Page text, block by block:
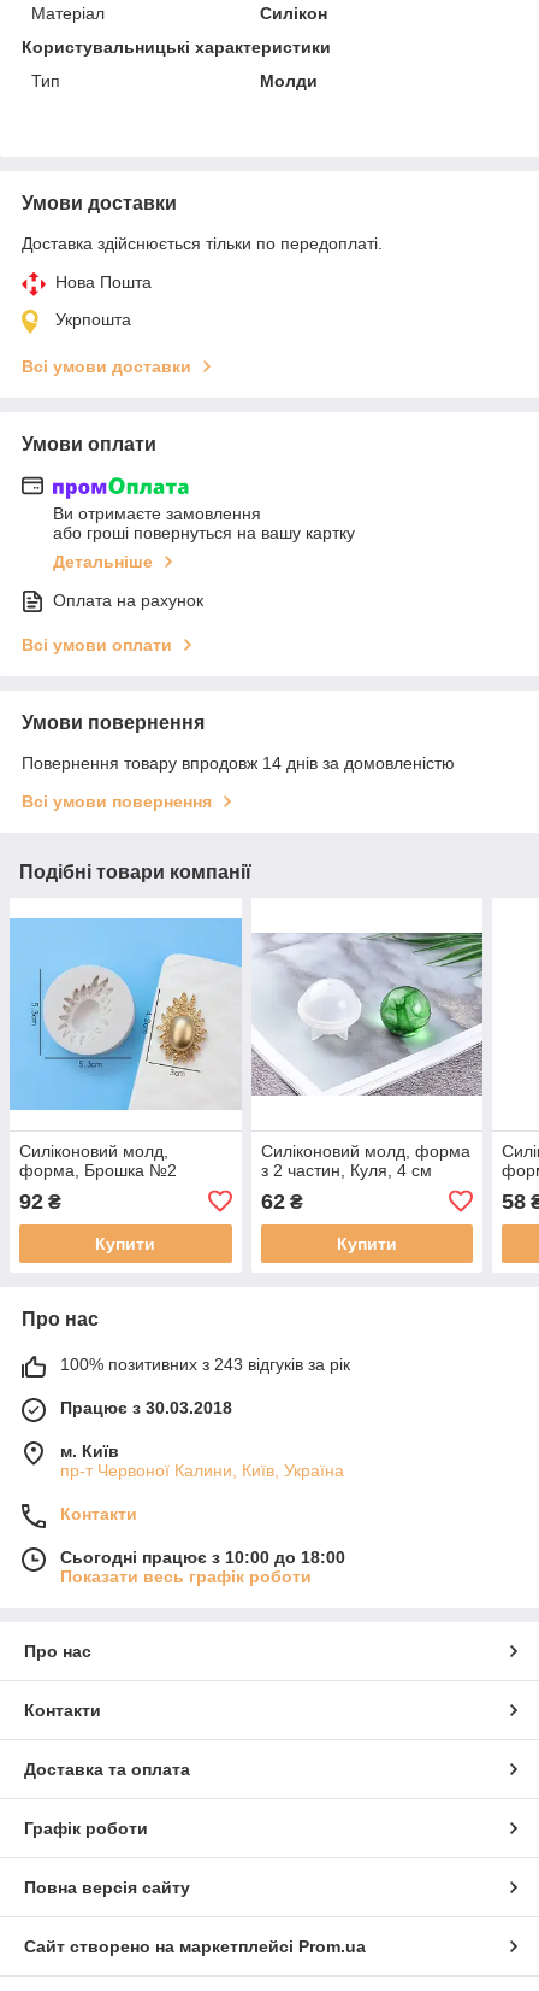
Матеріал
Силікон
Користувальницькі характеристики
Тип
Молди
Умови доставки
Доставка здійснюється тільки по передоплаті.
Нова Пошта
Укрпошта
Всі умови доставки
Умови оплати
Ви отримаєте замовлення
або гроші повернуться на вашу картку
Детальніше
Оплата на рахунок
Всі умови оплати
Умови повернення
Повернення товару впродовж 14 днів за домовленістю
Всі умови повернення
Подібні товари компанії
Силіконовий молд,
форма, Брошка №2
92 ₴
Купити
Силіконовий молд, форма
з 2 частин, Куля, 4 см
62₴
Купити
58
Про нас
100% позитивних з 243 відгуків за рік
Працює з 30.03.2018
м. Київ
пр-т Червоної Калини, Київ, Україна
Контакти
Сьогодні працює з 10:00 до 18:00
Показати весь графік роботи
Про нас
Контакти
Доставка та оплата
Графік роботи
Повна версія сайту
Сайт створено на маркетплейсі Prom.ua